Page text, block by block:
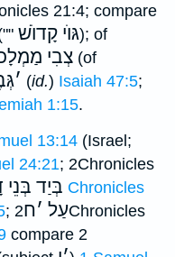
21:4; compare
גּוֺי קָדוֺשׁ); of
צְבִי (of
׳ (id.) Isaiah 47:5;
1:15.
13:14 (Israel;
24:21; 2Chronicles
בְּיַד בְּנֵי
; עַל ׳ח2Chronicles
compare 2